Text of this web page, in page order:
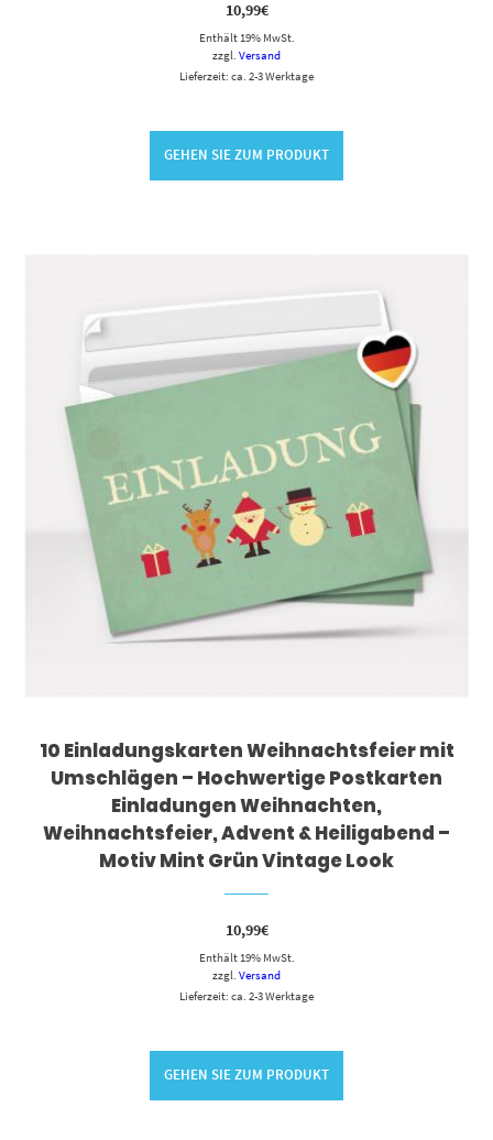
10,99€
Enthält 19% MwSt.
zzgl. Versand
Lieferzeit: ca. 2-3 Werktage
GEHEN SIE ZUM PRODUKT
10 Einladungskarten Weihnachtsfeier mit
Umschlägen – Hochwertige Postkarten
Einladungen Weihnachten,
Weihnachtsfeier, Advent & Heiligabend –
Motiv Mint Grün Vintage Look
10,99€
Enthält 19% MwSt.
zzgl. Versand
Lieferzeit: ca. 2-3 Werktage
GEHEN SIE ZUM PRODUKT